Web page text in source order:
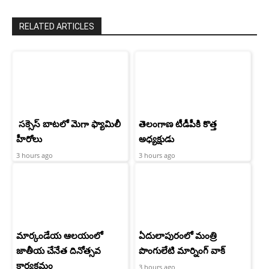
RELATED ARTICLES
సక్సెస్ బాటలో మెగా ఫ్యామిలీ
హీరోలు
3 hours ago
తెలంగాణ టీడీపీకి కొత్త
అధ్యక్షుడు
3 hours ago
మార్కండేయ ఆలయంలో
జాతీయ చేనేత దినోత్సవ
కార్యక్రమం
ఏదులాపురంలో మంత్రి
పొంగులేటి మార్నింగ్ వాక్
3 hours ago